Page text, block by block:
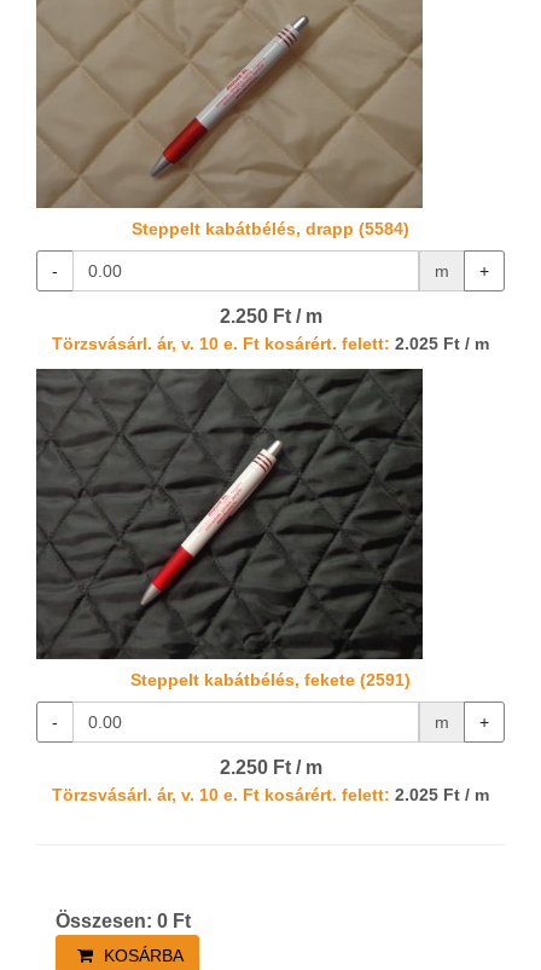
Steppelt kabátbélés, drapp (5584)
- m +
2.250 Ft / m
Törzsvásárl. ár, v. 10 e. Ft kosárért. felett: 2.025 Ft / m
Steppelt kabátbélés, fekete (2591)
- m +
2.250 Ft / m
Törzsvásárl. ár, v. 10 e. Ft kosárért. felett: 2.025 Ft / m
Összesen: 0 Ft
KOSÁRBA